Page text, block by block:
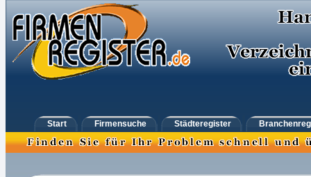
Start Firmensuche Städteregister